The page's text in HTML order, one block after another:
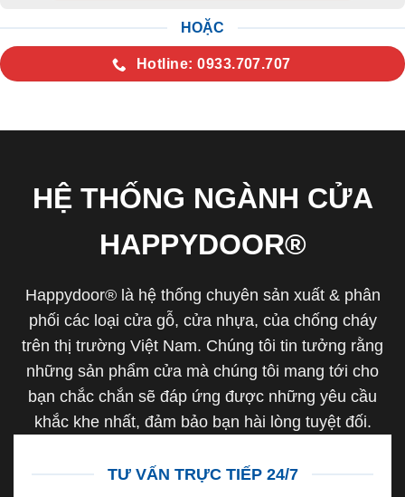
HOẶC
Hotline: 0933.707.707
HỆ THỐNG NGÀNH CỬA
HAPPYDOOR®
Happydoor® là hệ thống chuyên sản xuất & phân
phối các loại cửa gỗ, cửa nhựa, của chống cháy
trên thị trường Việt Nam. Chúng tôi tin tưởng rằng
những sản phẩm cửa mà chúng tôi mang tới cho
bạn chắc chắn sẽ đáp ứng được những yêu cầu
khắc khe nhất, đảm bảo bạn hài lòng tuyệt đối.
TƯ VẤN TRỰC TIẾP 24/7